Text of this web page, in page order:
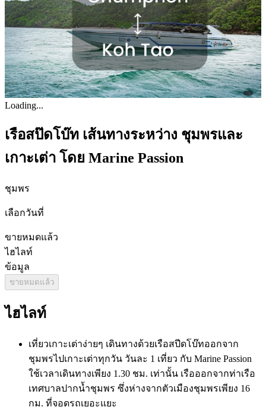
Loading...
เรือสป๊ดโบ๊ท เส้นทางระหว่าง ชุมพรและ
เกาะเต่า โดย Marine Passion
ชุมพร
เลือกวันที่
ขายหมดแล้ว
ไฮไลท์
ข้อมูล
ขายหมดแล้ว
ไฮไลท์
เที่ยวเกาะเต่าง่ายๆ เดินทางด้วยเรือสปีดโบ๊ทออกจาก
ชุมพรไปเกาะเต่าทุกวัน วันละ 1 เที่ยว กับ Marine Passion
ใช้เวลาเดินทางเพียง 1.30 ชม. เท่านั้น เรือออกจากท่าเรือ
เทศบาลปากน้ำชุมพร ซึ่งห่างจากตัวเมืองชุมพรเพียง 16
กม. ที่จอดรถเยอะแยะ